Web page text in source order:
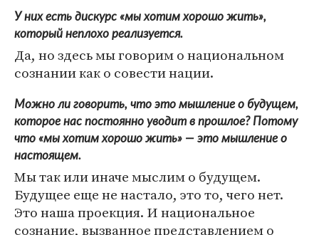
У них есть дискурс «мы хотим хорошо жить»,
который неплохо реализуется.
Да, но здесь мы говорим о национальном
сознании как о совести нации.
Можно ли говорить, что это мышление о будущем,
которое нас постоянно уводит в прошлое? Потому
что «мы хотим хорошо жить» — это мышление о
настоящем.
Мы так или иначе мыслим о будущем.
Будущее еще не настало, это то, чего нет.
Это наша проекция. И национальное
сознание, вызванное представлением о